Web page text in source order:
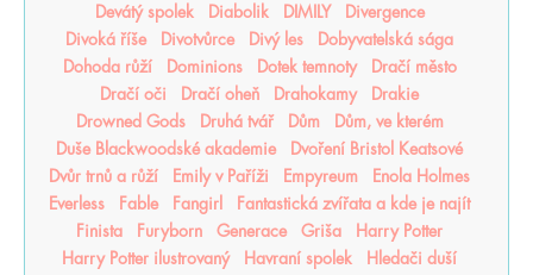
Devátý spolek
Diabolik DIMILY
Divergence
Divoká říše
Divotvůrce Divý les
Dobyvatelská sága
Dohoda růží
Dominions Dotek temnoty
Dračí město
Dračí oči
Dračí oheň Drahokamy
Drakie
Drowned Gods
Druhá tvář Dům
Dům, ve kterém
Duše Blackwoodské akademie
Dvoření Bristol Keatsové
Dvůr trnů a růží
Emily v Paříži Empyreum
Enola Holmes
Everless
Fable Fangirl
Fantastická zvířata a kde je najít
Finista
Furyborn Generace Griša
Harry Potter
Harry Potter ilustrovaný
Havraní spolek
Hledači duší